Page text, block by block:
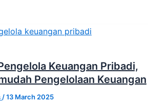
Keuangan Pribadi,
Pengelolaan Keuangan
/13 March 2025